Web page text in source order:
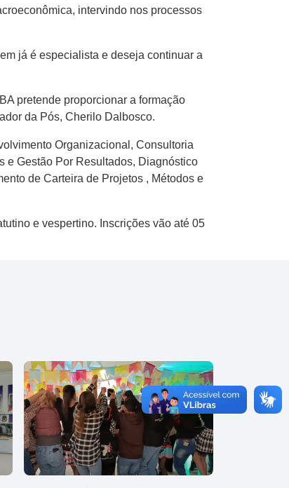
intervindo nos processos
já é especialista e deseja continuar a
pretende proporcionar a formação
da Pós, Cherilo Dalbosco.
Organizacional, Consultoria
e Gestão Por Resultados, Diagnóstico
de Carteira de Projetos , Métodos e
e vespertino. Inscrições vão até 05